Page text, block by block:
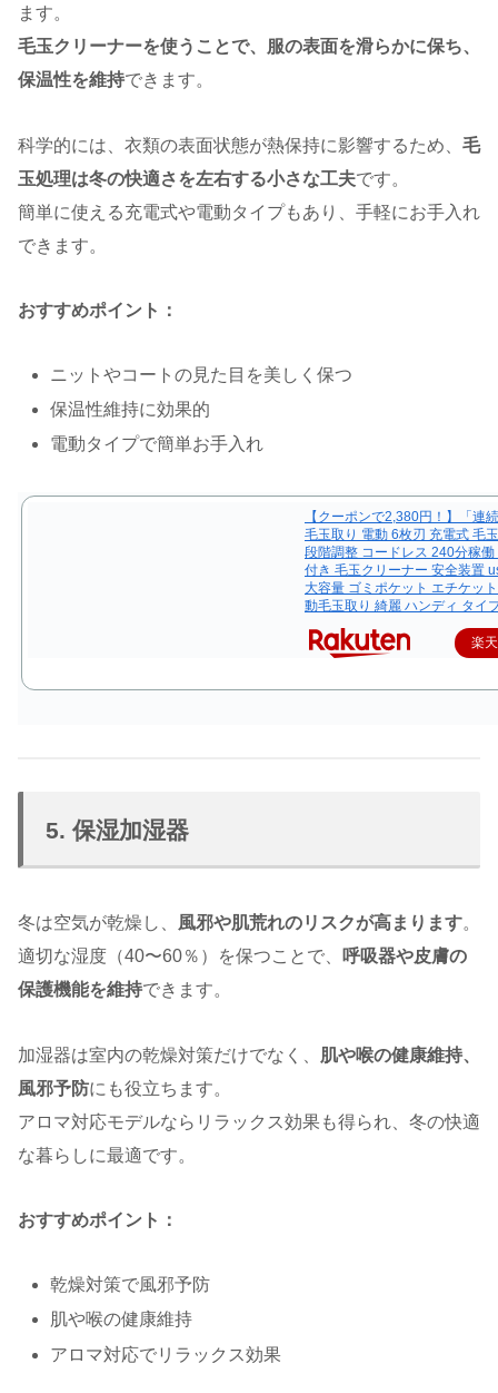
ます。
毛玉クリーナーを使うことで、服の表面を滑らかに保ち、
保温性を維持できます。
科学的には、衣類の表面状態が熱保持に影響するため、 毛
玉処理は冬の快適さを左右する小さな工夫です。
簡単に使える充電式や電動タイプもあり、手軽にお手入れ
できます。
おすすめポイント：
ニットやコートの見た目を美しく保つ
保温性維持に効果的
電動タイプで簡単お手入れ
【クーポンで2,380円！】「連
毛玉取り 電動 6枚刃 充電式 毛
段階調整 コードレス 240分稼
付き 毛玉クリーナー 安全装置
大容量 ゴミポケット エチケッ
動毛玉取り 綺麗 ハンディ タイ
楽
5. 保湿加湿器
冬は空気が乾燥し、 風邪や肌荒れのリスクが高まります。
適切な湿度（40〜60％）を保つことで、
呼吸器や皮膚の
保護機能を維持できます。
加湿器は室内の乾燥対策だけでなく、 肌や喉の健康維持、
風邪予防にも役立ちます。
アロマ対応モデルならリラックス効果も得られ、冬の快適
な暮らしに最適です。
おすすめポイント：
乾燥対策で風邪予防
肌や喉の健康維持
アロマ対応でリラックス効果